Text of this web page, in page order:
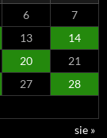
6
7
13
14
20
21
27
28
sie »